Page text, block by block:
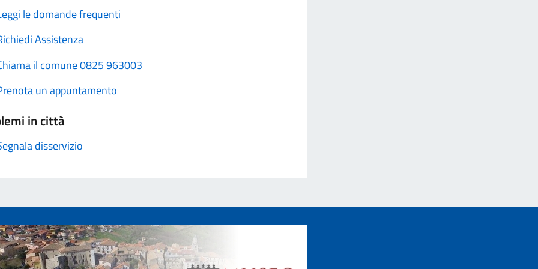
le domande frequenti
Assistenza
il comune 0825 963003
un appuntamento
in città
disservizio